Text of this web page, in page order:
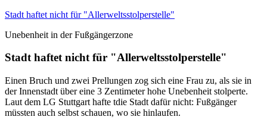
Stadt haftet nicht für "Allerweltsstolperstelle"
Unebenheit in der Fußgängerzone
Stadt haftet nicht für "Allerweltsstolperstelle"
Einen Bruch und zwei Prellungen zog sich eine Frau zu, als sie in
der Innenstadt über eine 3 Zentimeter hohe Unebenheit stolperte.
Laut dem LG Stuttgart hafte tdie Stadt dafür nicht: Fußgänger
müssten auch selbst schauen, wo sie hinlaufen.